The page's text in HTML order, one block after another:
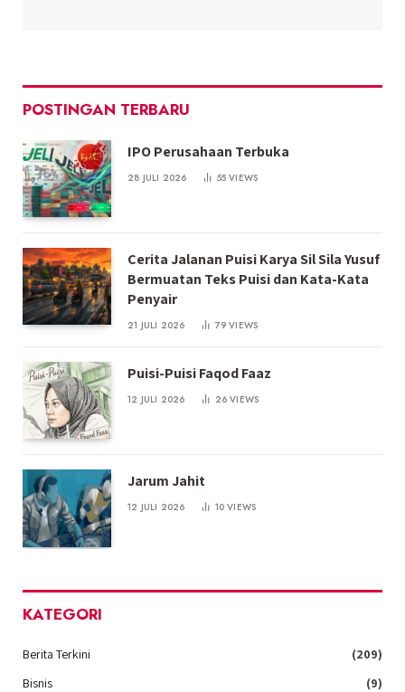
POSTINGAN TERBARU
IPO Perusahaan Terbuka
28 JULI 2026 55VIEWS
Cerita Jalanan Puisi Karya Sil Sila Yusuf
Bermuatan Teks Puisi dan Kata-Kata
Penyair
21 JULI 2026 79VIEWS
Puisi-Puisi Faqod Faaz
12 JULI 2026 26VIEWS
Jarum Jahit
12 JULI 2026 10VIEWS
KATEGORI
Berita Terkini
(209)
Bisnis
(9)